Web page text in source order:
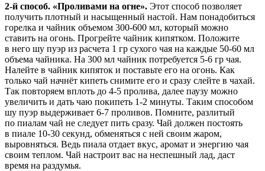
2-й способ. «Проливами на огне». Этот способ позволяет
получить плотный и насыщенный настой. Нам понадобиться
горелка и чайник объемом 300-600 мл, который можно
ставить на огонь. Прогрейте чайник кипятком. Положите
в него шу пуэр из расчета 1 гр сухого чая на каждые 50-60 мл
объема чайника. На 300 мл чайник потребуется 5-6 гр чая.
Налейте в чайник кипяток и поставьте его на огонь. Как
только чай начнёт кипеть снимите его и сразу слейте в чахай.
Так повторяем вплоть до 4-5 пролива, далее паузу можно
увеличить и дать чаю покипеть 1-2 минуты. Таким способом
шу пуэр выдерживает 6-7 проливов. Помните, разлитый
по пиалам чай не следует пить сразу. Чай должен постоять
в пиале 10-30 секунд, обменяться с ней своим жаром,
выровняться. Ведь пиала отдает вкус, аромат и энергию чая
своим теплом. Чай настроит вас на неспешный лад, даст
время на раздумья.